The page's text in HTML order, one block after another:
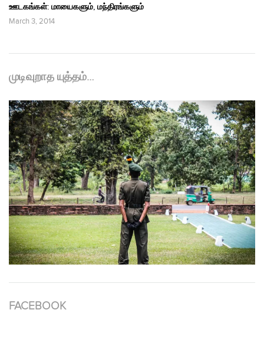
ஊடகங்கள்: மாயைகளும், மந்திரங்களும்
March 3, 2014
முடிவுறாத யுத்தம்…
FACEBOOK